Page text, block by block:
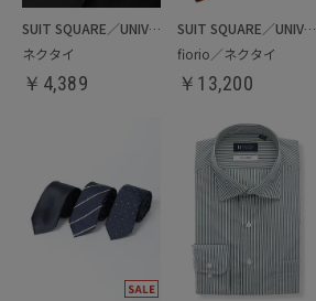
SUIT SQUARE／UNIVERSAL LANGUAGE
ネクタイ
￥ 4,389
SUIT SQUARE／UNIVERSAL LANGUAGE
fiorio／ネクタイ
￥ 13,200